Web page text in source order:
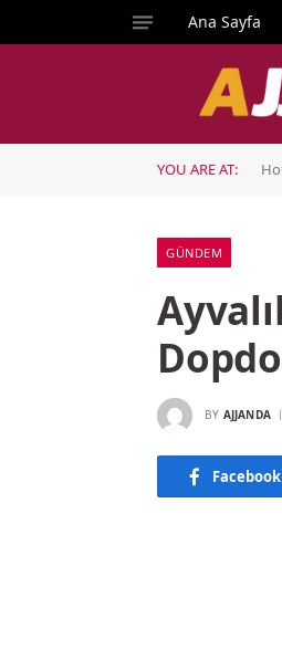
Ana Sayfa
YOU ARE AT:
GÜNDEM
BY AJJANDA
Facebook